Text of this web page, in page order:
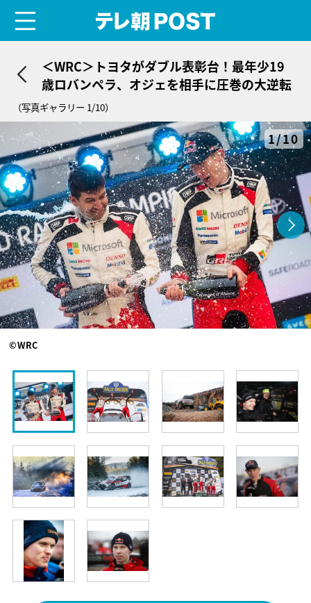
＜WRC＞トヨタがダブル表彰台！最年少19
歳ロバンペラ、オジェを相手に圧巻の大逆転
（写真ギャラリー 1/10）
1/10
©WRC